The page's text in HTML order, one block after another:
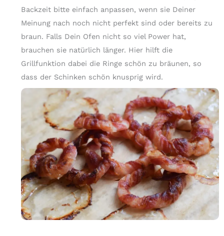
Backzeit bitte einfach anpassen, wenn sie Deiner
Meinung nach noch nicht perfekt sind oder bereits zu
braun. Falls Dein Ofen nicht so viel Power hat,
brauchen sie natürlich länger. Hier hilft die
Grillfunktion dabei die Ringe schön zu bräunen, so
dass der Schinken schön knusprig wird.